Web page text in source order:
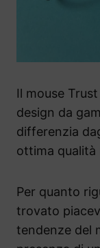
Il mouse
design da
differenzia
ottima qualità
Per quanto
trovato
tendenze del